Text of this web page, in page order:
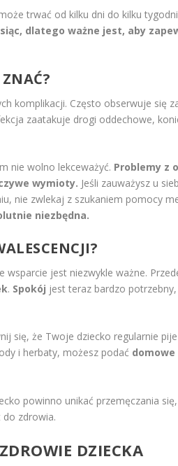
trwać od kilku dni do kilku
dlatego ważne jest, aby
komplikacji. Często obserwuje się
zaatakuje drogi oddechowe,
nie wolno lekceważyć. Problemy z
wymioty. Jeśli zauważysz u
nie zwlekaj z szukaniem pomocy
niezbędna.
jest niezwykle ważne.
. Spokój jest teraz bardzo potrzebny,
się, że Twoje dziecko regularnie
i herbaty, możesz podać
powinno unikać przemęczania
do zdrowia.
DZIECKA